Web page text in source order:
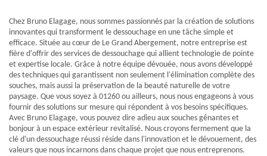
Chez Bruno Elagage, nous sommes passionnés par la création de solutions
innovantes qui transforment le dessouchage en une tâche simple et
efficace. Située au cœur de Le Grand Abergement, notre entreprise est
fière d'offrir des services de dessouchage qui allient technologie de pointe
et expertise locale. Grâce à notre équipe dévouée, nous avons développé
des techniques qui garantissent non seulement l'élimination complète des
souches, mais aussi la préservation de la beauté naturelle de votre
paysage. Que vous soyez à 01260 ou ailleurs, nous nous engageons à vous
fournir des solutions sur mesure qui répondent à vos besoins spécifiques.
Avec Bruno Elagage, vous pouvez dire adieu aux souches gênantes et
bonjour à un espace extérieur revitalisé. Nous croyons fermement que la
clé d'un dessouchage réussi réside dans l'innovation et le dévouement, des
valeurs que nous incarnons dans chaque projet que nous entreprenons.